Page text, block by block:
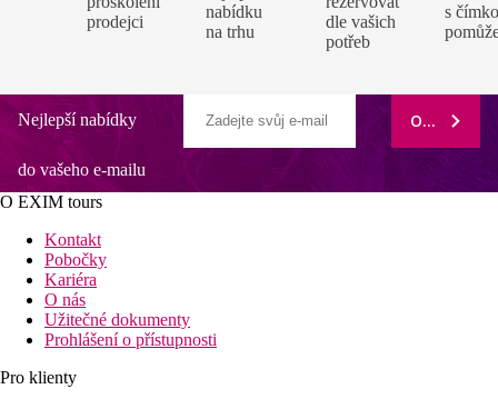
prodejci
nabídku
na trhu
dle vašich
potřeb
s
Nejlepší nabídky
do vašeho e-mailu
ODEBÍRAT
O EXIM tours
Kontakt
Pobočky
Kariéra
O nás
Užitečné dokumenty
Prohlášení o přístupnosti
Pro klienty